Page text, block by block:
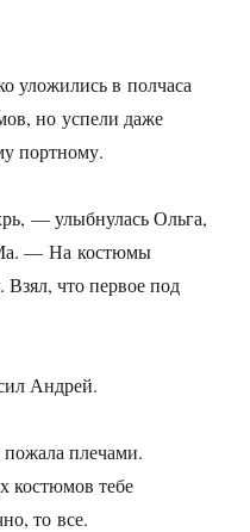
уложились в полчаса
но успели даже
портному.
— улыбнулась Ольга,
— На костюмы
что первое под
Андрей.
плечами.
костюмов тебе
то все.